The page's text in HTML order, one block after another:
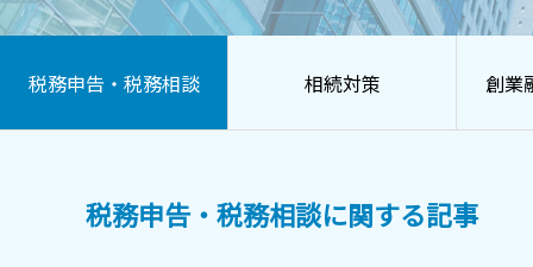
税務申告・税務相談 相続対策 創業
税務申告・税務相談に関する記事